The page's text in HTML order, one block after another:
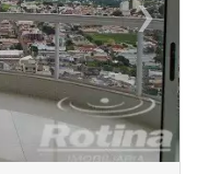
Next